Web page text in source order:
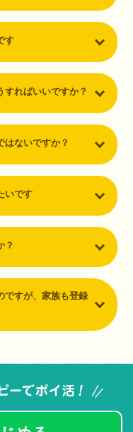
す
すればいいですか？
はないですか？
いです
？
ですが、家族も登録